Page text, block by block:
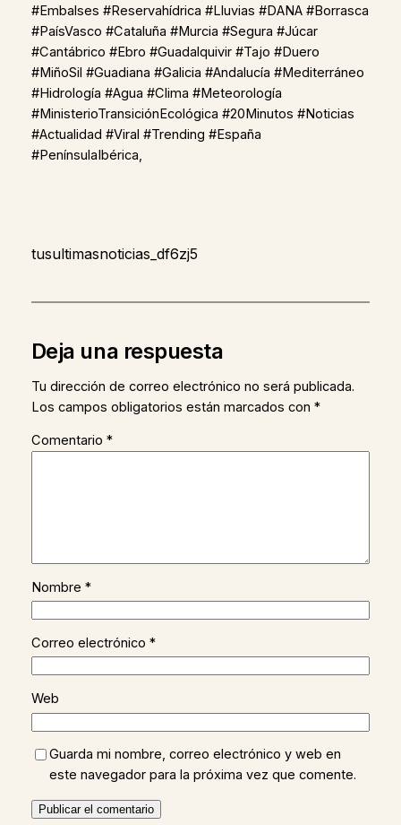
#Embalses #Reservahídrica #Lluvias #DANA #Borrasca
#PaísVasco #Cataluña #Murcia #Segura #Júcar
#Cantábrico #Ebro #Guadalquivir #Tajo #Duero
#MiñoSil #Guadiana #Galicia #Andalucía #Mediterráneo
#Hidrología #Agua #Clima #Meteorología
#MinisterioTransiciónEcológica #20Minutos #Noticias
#Actualidad #Viral #Trending #España
#PenínsulaIbérica,
tusultimasnoticias_df6zj5
Deja una respuesta
Tu dirección de correo electrónico no será publicada.
Los campos obligatorios están marcados con *
Comentario *
Nombre *
Correo electrónico *
Web
Guarda mi nombre, correo electrónico y web en
este navegador para la próxima vez que comente.